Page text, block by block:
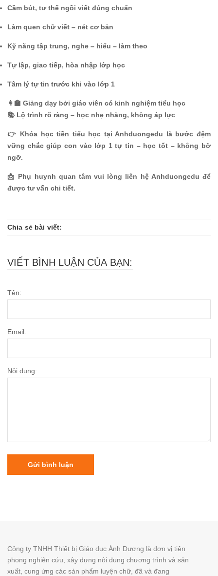
Cầm bút, tư thế ngồi viết đúng chuẩn
Làm quen chữ viết – nét cơ bản
Kỹ năng tập trung, nghe – hiểu – làm theo
Tự lập, giao tiếp, hòa nhập lớp học
Tâm lý tự tin trước khi vào lớp 1
👩‍🏫 Giảng dạy bởi giáo viên có kinh nghiệm tiểu học
📚 Lộ trình rõ ràng – học nhẹ nhàng, không áp lực
👉 Khóa học tiền tiểu học tại Anhduongedu là bước đệm
vững chắc giúp con vào lớp 1 tự tin – học tốt – không bỡ
ngỡ.
📩 Phụ huynh quan tâm vui lòng liên hệ Anhduongedu để
được tư vấn chi tiết.
Chia sẻ bài viết:
VIẾT BÌNH LUẬN CỦA BẠN:
Tên:
Email:
Nội dung:
Gửi bình luận
Công ty TNHH Thiết bị Giáo dục Ánh Dương là đơn vị tiên
phong nghiên cứu, xây dựng nội dung chương trình và sản
xuất, cung ứng các sản phẩm luyện chữ, đã và đang